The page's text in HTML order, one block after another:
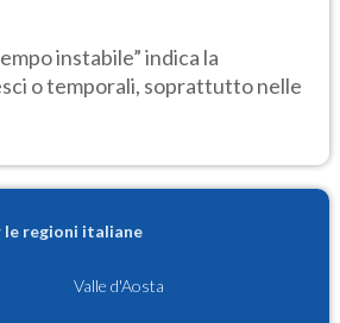
instabile” indica la
o temporali, soprattutto nelle
le regioni italiane
Valle d'Aosta